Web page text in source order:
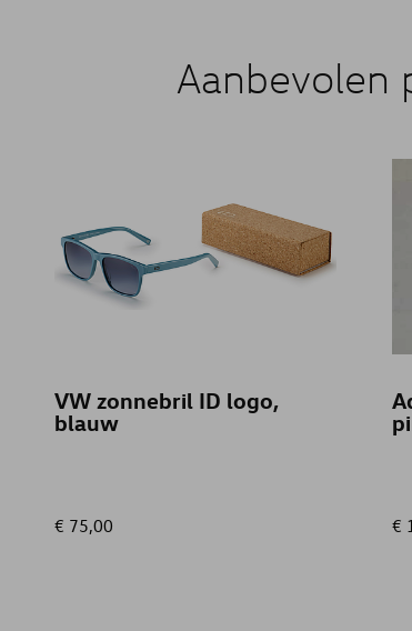
Aanbevolen
VW zonnebril ID logo,
blauw
€ 75,00 €